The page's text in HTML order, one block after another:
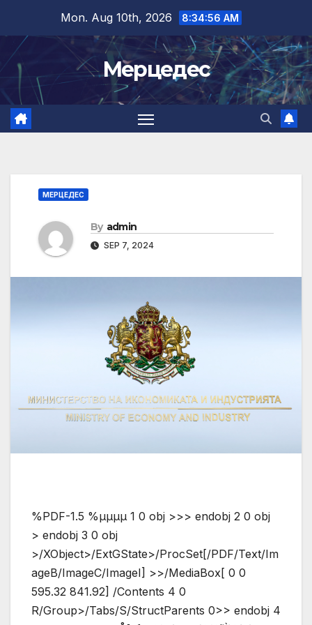
content
Mon. Aug 10th, 2026 8:34:57 AM
Мерцедес
МЕРЦЕДЕС
By admin
SEP 7, 2024
%PDF-1.5 %µµµµ 1 0 obj >>> endobj 2 0 obj
> endobj 3 0 obj
>/XObject>/ExtGState>/ProcSet[/PDF/Text/Im
ageB/ImageC/ImageI] >>/MediaBox[ 0 0
595.32 841.92] /Contents 4 0
R/Group>/Tabs/S/StructParents 0>> endobj 4